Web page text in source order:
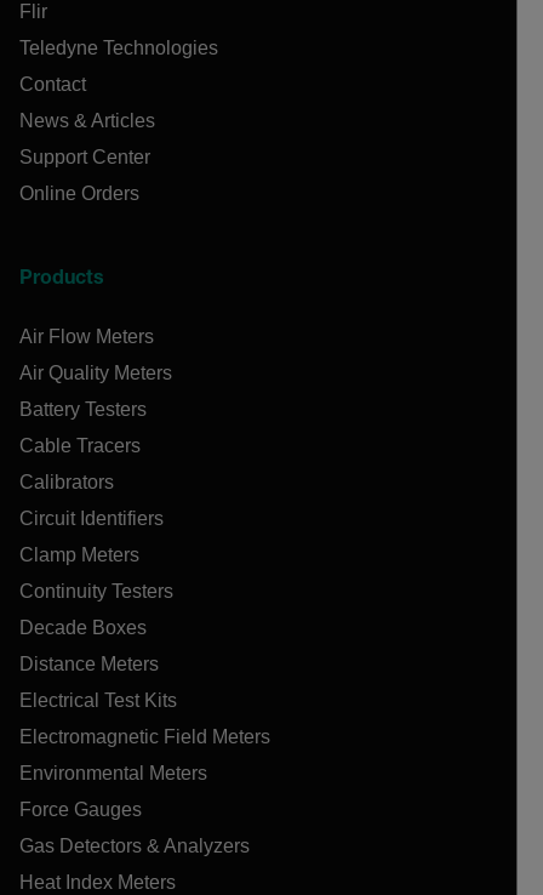
Flir
Teledyne Technologies
Contact
News & Articles
Support Center
Online Orders
Products
Air Flow Meters
Air Quality Meters
Battery Testers
Cable Tracers
Calibrators
Circuit Identifiers
Clamp Meters
Continuity Testers
Decade Boxes
Distance Meters
Electrical Test Kits
Electromagnetic Field Meters
Environmental Meters
Force Gauges
Gas Detectors & Analyzers
Heat Index Meters